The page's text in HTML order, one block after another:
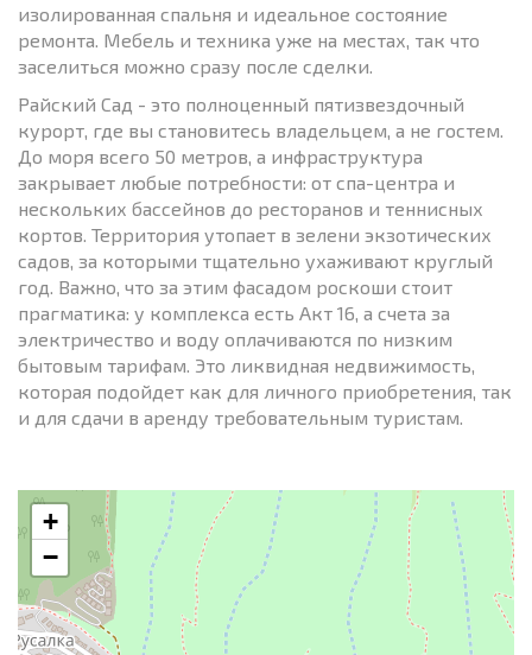
изолированная спальня и идеальное состояние
ремонта. Мебель и техника уже на местах, так что
заселиться можно сразу после сделки.
Райский Сад - это полноценный пятизвездочный
курорт, где вы становитесь владельцем, а не гостем.
До моря всего 50 метров, а инфраструктура
закрывает любые потребности: от спа-центра и
нескольких бассейнов до ресторанов и теннисных
кортов. Территория утопает в зелени экзотических
садов, за которыми тщательно ухаживают круглый
год. Важно, что за этим фасадом роскоши стоит
прагматика: у комплекса есть Акт 16, а счета за
электричество и воду оплачиваются по низким
бытовым тарифам. Это ликвидная недвижимость,
которая подойдет как для личного приобретения, так
и для сдачи в аренду требовательным туристам.
+
−